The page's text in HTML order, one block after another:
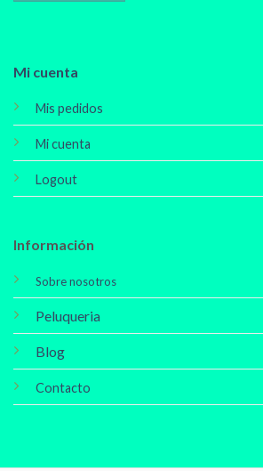
Mi cuenta
Mis pedidos
Mi cuenta
Logout
Información
Sobre nosotros
Peluqueria
Blog
Contacto